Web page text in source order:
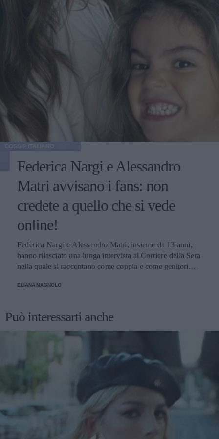
Federica Nargi e Alessandro
Matri avvisano i fans: non
credete a quello che si vede
online!
Federica Nargi e Alessandro Matri, insieme da 13 anni,
hanno rilasciato una lunga intervista al Corriere della Sera
nella quale si raccontano come coppia e come genitori.
credete alle coppie che non litigano mai!
ELIANA MAGNOLO
Può interessarti anche